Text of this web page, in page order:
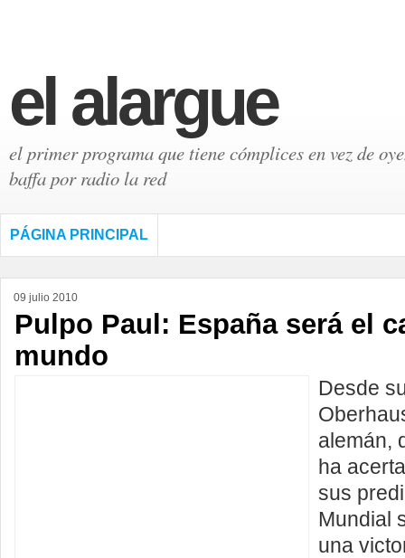
el alargue
el primer programa que tiene cómplices en vez de
baffa por radio la red
PÁGINA PRINCIPAL
09 julio 2010
Pulpo Paul: España será el
mundo
Desde
alemán,
ha
sus
Mundial
una